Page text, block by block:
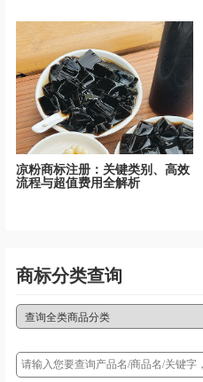
凉粉商标注册：关键类别、高效
流程与超值费用全解析
商标分类查询